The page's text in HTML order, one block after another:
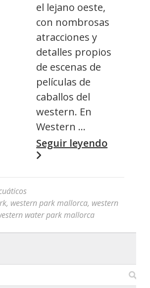
el lejano oeste,
con nombrosas
atracciones y
detalles propios
de escenas de
películas de
caballos del
western. En
Western …
Seguir leyendo
, western park mallorca, western
water park mallorca